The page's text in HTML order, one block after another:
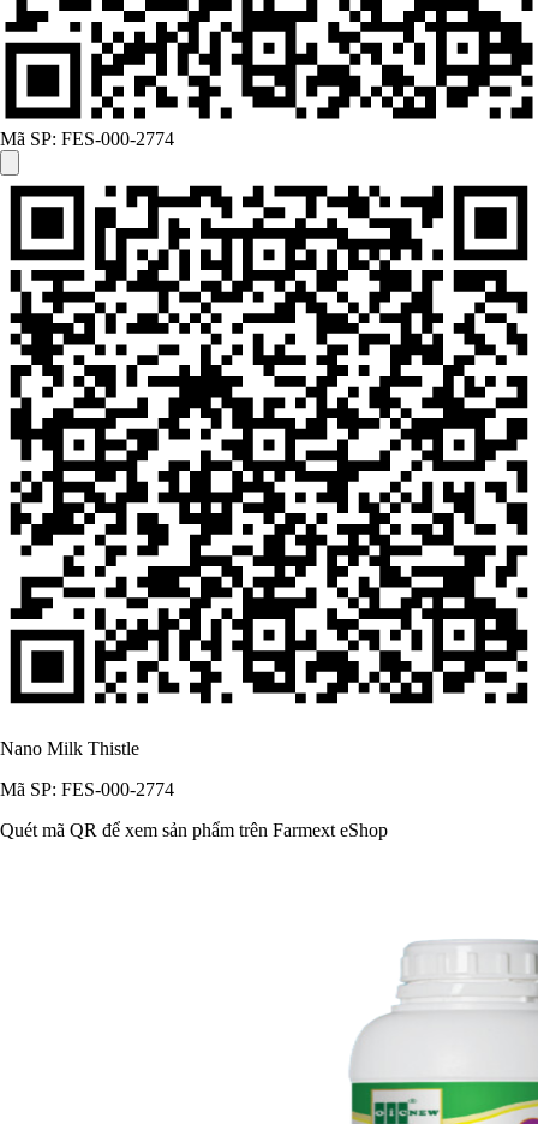
Mã SP: FES-000-2774
Nano Milk Thistle
Mã SP: FES-000-2774
Quét mã QR để xem sản phẩm trên Farmext eShop